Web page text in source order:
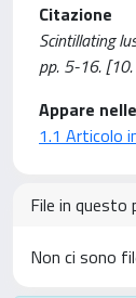
Citazione
Scintillating
pp. 5-16.
Appare
1.1 Articolo
File in
Non ci sono